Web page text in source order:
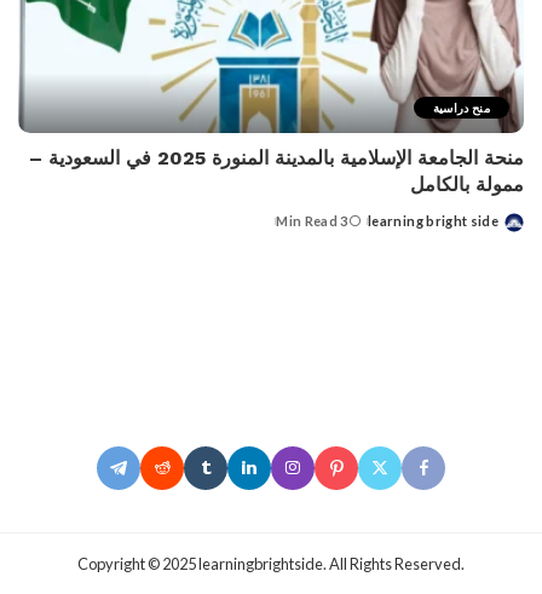
منح دراسية
منحة الجامعة الإسلامية بالمدينة المنورة 2025 في السعودية –
ممولة بالكامل
Posted
learning bright side
3 Min Read
.Copyright © 2025 learningbrightside. All Rights Reserved